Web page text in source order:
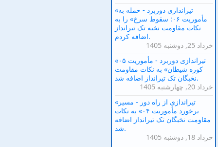
«تیراندازی دوربرد - حمله به
مأموریت ۰۶: سقوط سرخ» را به
نکات مقاومت نخبه تک تیرانداز
اضافه کردم.
1405 خرداد 25, دوشنبه
«تیراندازی دوربرد - مأموریت ۰۵
کوره شیطان» به نکات مقاومت
نخبگان تک تیرانداز اضافه شد.
1405 خرداد 20, چهارشنبه
«تیراندازی از راه دور - مسیر
برخورد مأموریت ۰۴» به نکات
مقاومت نخبگان تک تیرانداز اضافه
شد.
1405 خرداد 18, دوشنبه